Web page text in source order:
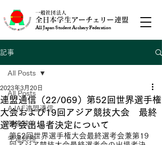
一般社団法人
全日本学生アーチェリー連盟
All Japan Student Archery Federation
記事
All Posts
AJAF連盟通信
学連競技
学連総務
All Posts
連盟通信（22/069）第52回世界選手権
大会および19回アジア競技大会 最終
選考会出場者決定について
2023年3月20日
第52回世界選手権大会最終選考会兼第19